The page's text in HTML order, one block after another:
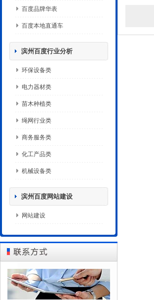
百度品牌华表
百度本地直通车
滨州百度行业分析
环保设备类
电力器材类
苗木种植类
绳网行业类
商务服务类
化工产品类
机械设备类
滨州百度网站建设
网站建设